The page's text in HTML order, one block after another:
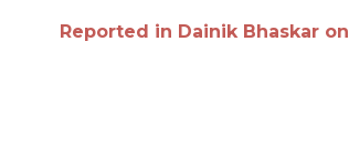
Reported in Dainik Bhaskar on